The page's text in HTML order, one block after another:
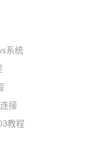
系统
接
教程